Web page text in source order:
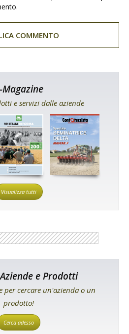
Magazine
e servizi dalle aziende
Visualizza tutti
e Prodotti
per cercare un'azienda o un
prodotto!
Cerca adesso